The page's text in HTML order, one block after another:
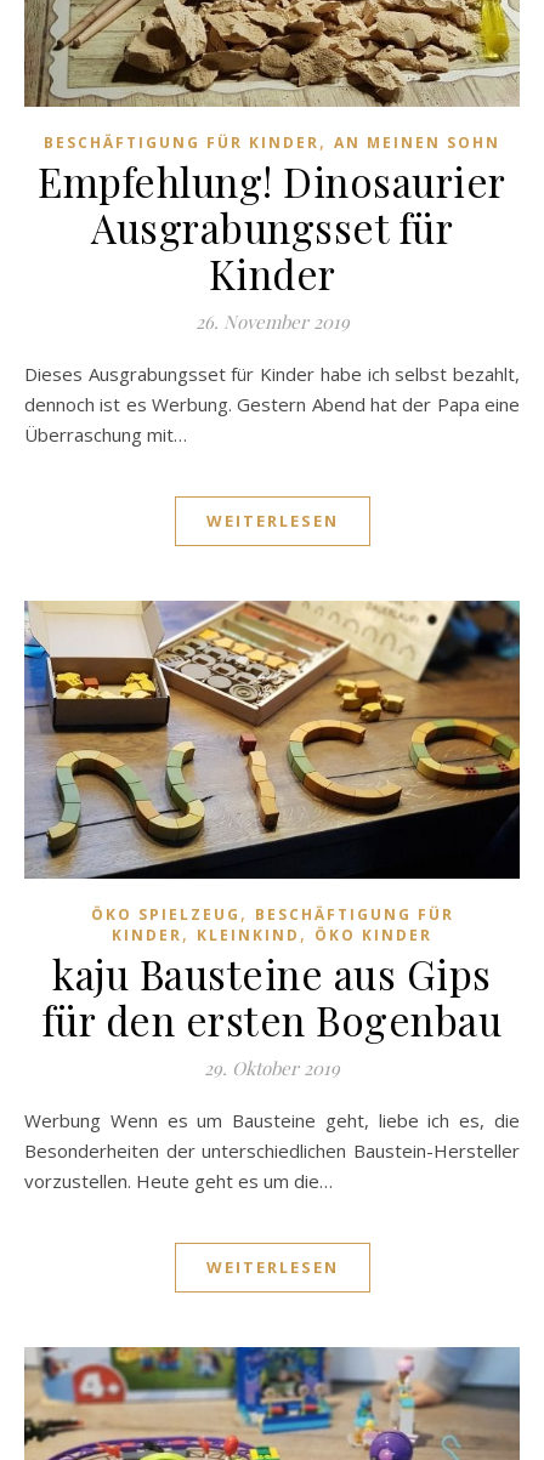
BESCHÄFTIGUNG FÜR KINDER, AN MEINEN SOHN
Empfehlung! Dinosaurier
Ausgrabungsset für
Kinder
26. November 2019
Dieses Ausgrabungsset für Kinder habe ich selbst bezahlt,
dennoch ist es Werbung. Gestern Abend hat der Papa eine
Überraschung mit…
WEITERLESEN
ÖKO SPIELZEUG , BESCHÄFTIGUNG FÜR
KINDER, KLEINKIND , ÖKO KINDER
kaju Bausteine aus Gips
für den ersten Bogenbau
29. Oktober 2019
Werbung Wenn es um Bausteine geht, liebe ich es, die
Besonderheiten der unterschiedlichen Baustein-Hersteller
vorzustellen. Heute geht es um die…
WEITERLESEN